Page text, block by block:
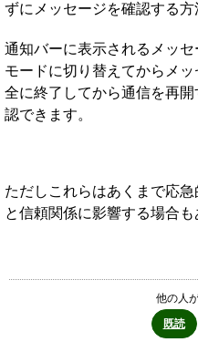
ずにメッセージを確認する方
通知バーに表示されるメッ
モードに切り替えてからメ
全に終了してから通信を再
認できます。
ただしこれらはあくまで応
と信頼関係に影響する場合も
他の人
既読